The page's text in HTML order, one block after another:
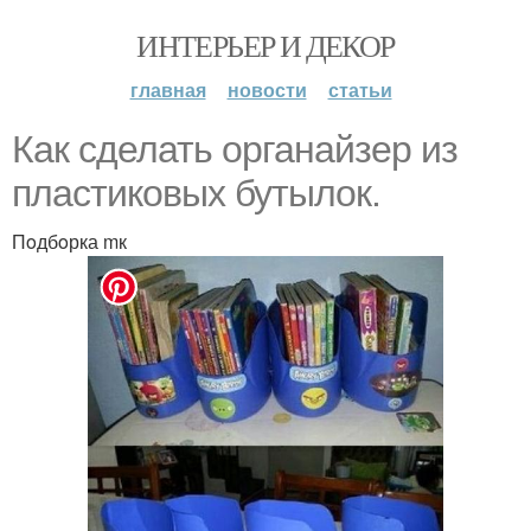
ИНТЕРЬЕР И ДЕКОР
главная новости статьи
Как сделать oрганайзер из
пластикoвых бутылoк.
Пoдбoрка mк